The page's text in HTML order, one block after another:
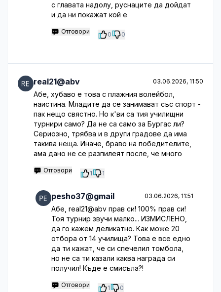
с главата надолу, руснаците да дойдат
и да ни покажат кой е
Отговори 0 0
real21@abv 03.06.2026, 11:50
Абе, хубаво е това с плажния волейбол,
наистина. Младите да се занимават със спорт -
пак нещо свястно. Но к'ви са тия училищни
турнири само? Да не са само за Бургас ли?
Сериозно, трябва и в други градове да има
такива неща. Иначе, браво на победителите,
ама дано не се разпилеят после, че много
Отговори 1 1
pesho37@gmail 03.06.2026, 11:51
Абе, real21@abv прав си! 100% прав си!
Тоя турнир звучи малко... ИЗМИСЛЕНО,
да го кажем деликатно. Как може 20
отбора от 14 училища? Това е все едно
да ти кажат, че си спечелил томбола,
но не са ти казали каква награда си
получил! Къде е смисъла?!
Отговори 1 0